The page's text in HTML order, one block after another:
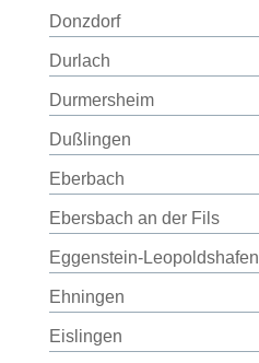
Donzdorf
Durlach
Durmersheim
Dußlingen
Eberbach
Ebersbach an der Fils
Eggenstein-Leopoldshafen
Ehningen
Eislingen